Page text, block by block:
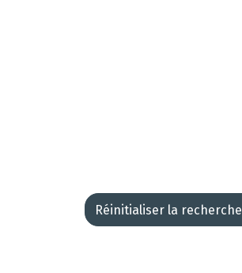
Réinitialiser la recherche